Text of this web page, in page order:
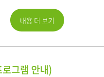
내용 더 보기
그램 안내)